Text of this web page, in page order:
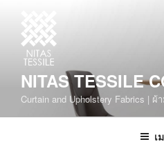
NITAS TESSILE
Curtain and Upholstery Fabrics |
เ